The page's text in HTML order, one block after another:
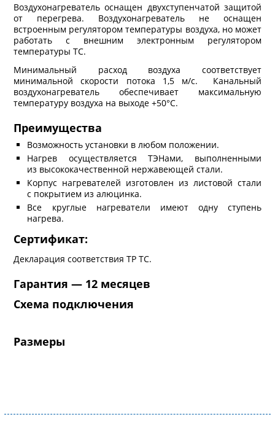
Воздухонагреватель оснащен двухступенчатой защитой
от перегрева. Воздухонагреватель не оснащен
встроенным регулятором температуры воздуха, но может
работать с внешним электронным регулятором
температуры ТС.
Минимальный расход воздуха соответствует
минимальной скорости потока 1,5 м/с. Канальный
воздухонагреватель обеспечивает максимальную
температуру воздуха на выходе +50°С.
Преимущества
Возможность установки в любом положении.
Нагрев осуществляется ТЭНами, выполненными
из высококачественной нержавеющей стали.
Корпус нагревателей изготовлен из листовой стали
с покрытием из алюцинка.
Все круглые нагреватели имеют одну ступень
нагрева.
Сертификат:
Декларация соответствия ТР ТС.
Гарантия — 12 месяцев
Схема подключения
Размеры